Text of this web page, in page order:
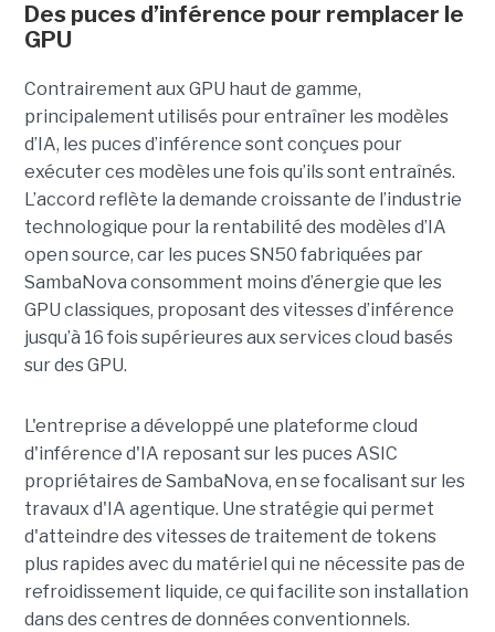
Des puces d’inférence pour remplacer le
GPU
Contrairement aux GPU haut de gamme,
principalement utilisés pour entraîner les modèles
d’IA, les puces d’inférence sont conçues pour
exécuter ces modèles une fois qu’ils sont entraînés.
L’accord reflète la demande croissante de l’industrie
technologique pour la rentabilité des modèles d’IA
open source, car les puces SN50 fabriquées par
SambaNova consomment moins d’énergie que les
GPU classiques, proposant des vitesses d’inférence
jusqu’à 16 fois supérieures aux services cloud basés
sur des GPU.
L'entreprise a développé une plateforme cloud
d'inférence d'IA reposant sur les puces ASIC
propriétaires de SambaNova, en se focalisant sur les
travaux d'IA agentique. Une stratégie qui permet
d'atteindre des vitesses de traitement de tokens
plus rapides avec du matériel qui ne nécessite pas de
refroidissement liquide, ce qui facilite son installation
dans des centres de données conventionnels.